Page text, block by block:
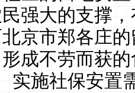
强大的支撑
京市郑各庄
成不劳而获
实施社保安置